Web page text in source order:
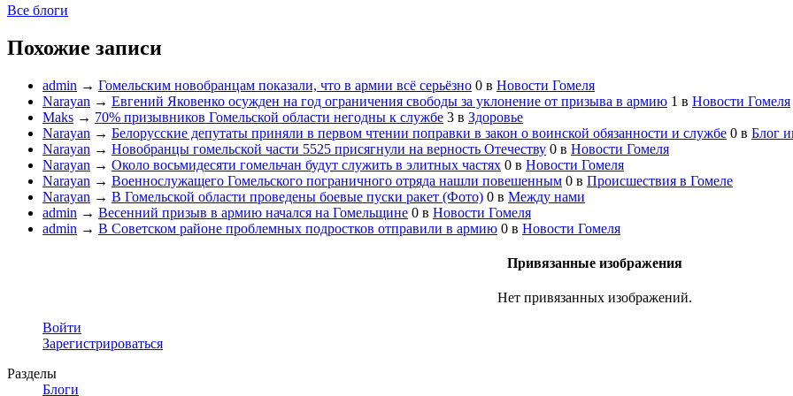
Все блоги
Похожие записи
admin → Гомельским новобранцам показали, что в армии всё серьёзно 0 в Новости Гомеля
Narayan → Евгений Яковенко осужден на год ограничения свободы за уклонение от призыва в армию 1 в Новости Гомеля
Maks → 70% призывников Гомельской области негодны к службе 3 в Здоровье
Narayan → Белорусские депутаты приняли в первом чтении поправки в закон о воинской обязанности и службе 0 в Блог
Narayan → Новобранцы гомельской части 5525 присягнули на верность Отечеству 0 в Новости Гомеля
Narayan → Около восьмидесяти гомельчан будут служить в элитных частях 0 в Новости Гомеля
Narayan → Военнослужащего Гомельского пограничного отряда нашли повешенным 0 в Происшествия в Гомеле
Narayan → В Гомельской области проведены боевые пуски ракет (Фото) 0 в Между нами
admin → Весенний призыв в армию начался на Гомельщине 0 в Новости Гомеля
admin → В Советском районе проблемных подростков отправили в армию 0 в Новости Гомеля
Привязанные изображения
Нет привязанных изображений.
Войти
Зарегистрироваться
Разделы
Блоги